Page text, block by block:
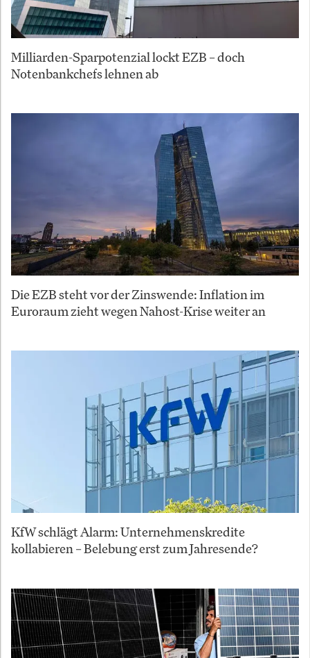
Milliarden-Sparpotenzial lockt EZB – doch
Notenbankchefs lehnen ab
Die EZB steht vor der Zinswende: Inflation im
Euroraum zieht wegen Nahost-Krise weiter an
KfW schlägt Alarm: Unternehmenskredite
kollabieren – Belebung erst zum Jahresende?